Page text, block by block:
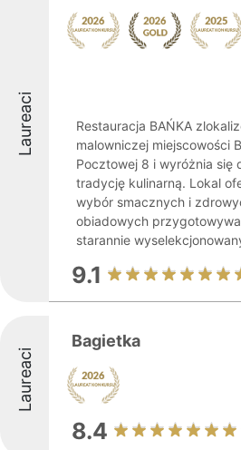
Laureaci
Restauracja BAŃKA
malowniczej miejscowości
Pocztowej 8 i wyróżnia się
tradycję kulinarną. Lokal
wybór smacznych i
obiadowych
starannie
9.1
Laureaci
Bagietka
8.4